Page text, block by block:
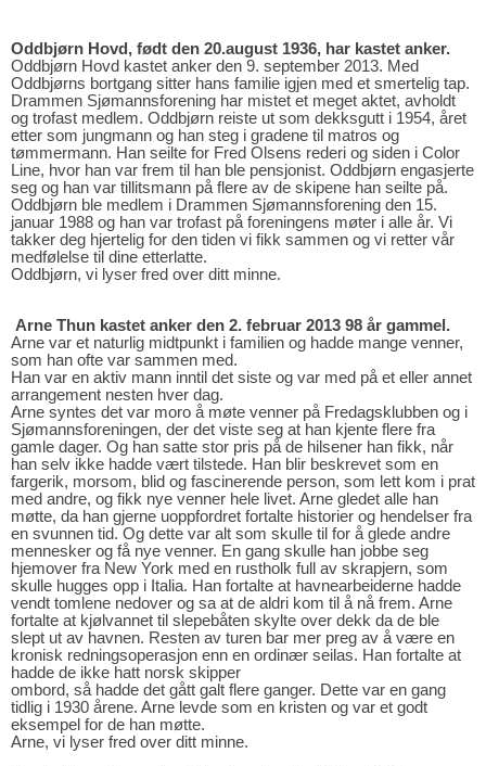
Oddbjørn Hovd, født den 20.august 1936, har kastet anker.
Oddbjørn Hovd kastet anker den 9. september 2013. Med
Oddbjørns bortgang sitter hans familie igjen med et smertelig tap.
Drammen Sjømannsforening har mistet et meget aktet, avholdt
og trofast medlem. Oddbjørn reiste ut som dekksgutt i 1954, året
etter som jungmann og han steg i gradene til matros og
tømmermann. Han seilte for Fred Olsens rederi og siden i Color
Line, hvor han var frem til han ble pensjonist. Oddbjørn engasjerte
seg og han var tillitsmann på flere av de skipene han seilte på.
Oddbjørn ble medlem i Drammen Sjømannsforening den 15.
januar 1988 og han var trofast på foreningens møter i alle år. Vi
takker deg hjertelig for den tiden vi fikk sammen og vi retter vår
medfølelse til dine etterlatte.
Oddbjørn, vi lyser fred over ditt minne.
Arne Thun kastet anker den 2. februar 2013 98 år gammel.
Arne var et naturlig midtpunkt i familien og hadde mange venner,
som han ofte var sammen med.
Han var en aktiv mann inntil det siste og var med på et eller annet
arrangement nesten hver dag.
Arne syntes det var moro å møte venner på Fredagsklubben og i
Sjømannsforeningen, der det viste seg at han kjente flere fra
gamle dager. Og han satte stor pris på de hilsener han fikk, når
han selv ikke hadde vært tilstede. Han blir beskrevet som en
fargerik, morsom, blid og fascinerende person, som lett kom i prat
med andre, og fikk nye venner hele livet. Arne gledet alle han
møtte, da han gjerne uoppfordret fortalte historier og hendelser fra
en svunnen tid. Og dette var alt som skulle til for å glede andre
mennesker og få nye venner. En gang skulle han jobbe seg
hjemover fra New York med en rustholk full av skrapjern, som
skulle hugges opp i Italia. Han fortalte at havnearbeiderne hadde
vendt tomlene nedover og sa at de aldri kom til å nå frem. Arne
fortalte at kjølvannet til slepebåten skylte over dekk da de ble
slept ut av havnen. Resten av turen bar mer preg av å være en
kronisk redningsoperasjon enn en ordinær seilas. Han fortalte at
hadde de ikke hatt norsk skipper
ombord, så hadde det gått galt flere ganger. Dette var en gang
tidlig i 1930 årene. Arne levde som en kristen og var et godt
eksempel for de han møtte.
Arne, vi lyser fred over ditt minne.